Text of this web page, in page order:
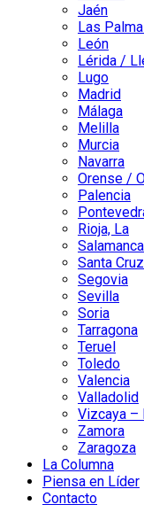
Jaén
Las
León
Lérida /
Lugo
Madrid
Málaga
Melilla
Murcia
Navarra
Orense /
Palencia
Rioja, La
Salamanca
Santa
Segovia
Sevilla
Soria
Tarragona
Teruel
Toledo
Valencia
Valladolid
Vizcaya –
Zamora
Zaragoza
La Columna
Piensa en Líder
Contacto